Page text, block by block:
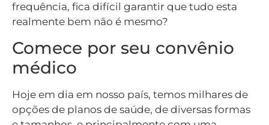
frequência, fica difícil garantir que tudo esta
realmente bem não é mesmo?
Comece por seu convênio
médico
Hoje em dia em nosso país, temos milhares de
opções de planos de saúde, de diversas formas